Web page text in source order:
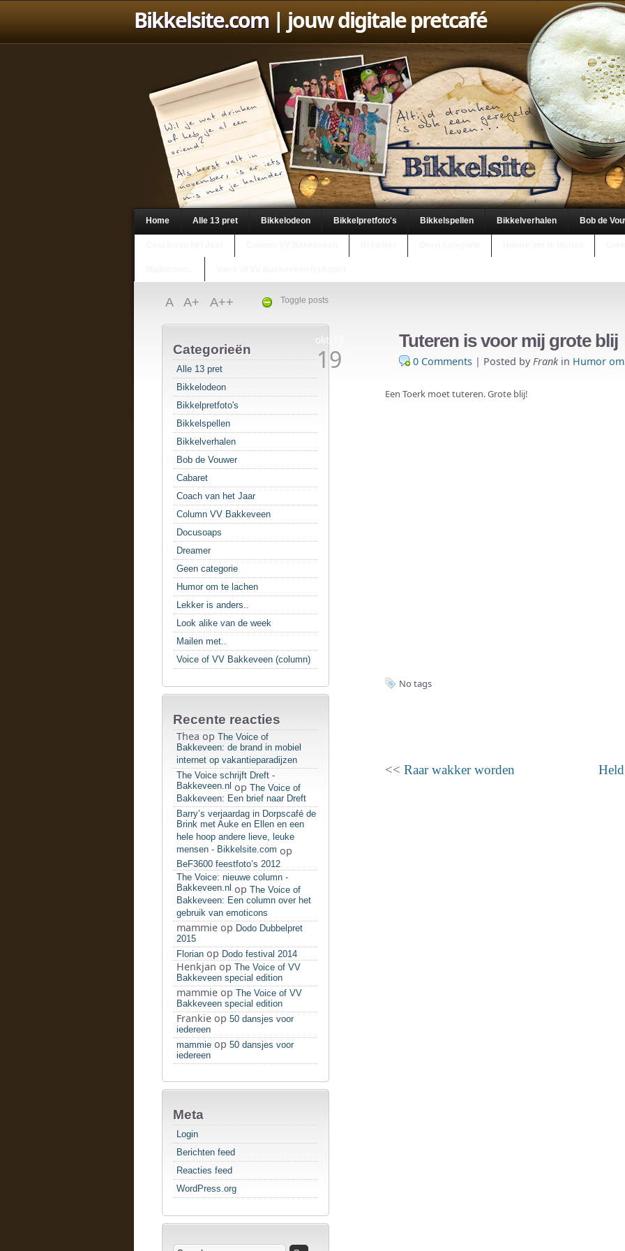
Bikkelsite.com| jouw digitale pretcafé
Home Alle 13 pret Bikkelodeon Bikkelpretfoto's Bikkelspellen Bikkelverhalen Bob de
Toggle posts
A A+ A++
Categorieën
Alle 13 pret
Bikkelodeon
Bikkelpretfoto's
Bikkelspellen
Bikkelverhalen
Bob de Vouwer
Cabaret
Coach van het Jaar
Column VV Bakkeveen
Docusoaps
Dreamer
Geen categorie
Humor om te lachen
Lekker is anders..
Look alike van de week
Mailen met..
Voice of VV Bakkeveen (column)
Recente reacties
Thea op The Voice of
Bakkeveen: de brand in mobiel
internet op vakantieparadijzen
The Voice schrijft Dreft -
Bakkeveen.nl op The Voice of
Bakkeveen: Een brief naar Dreft
Barry’s verjaardag in Dorpscafé de
Brink met Auke en Ellen en een
hele hoop andere lieve, leuke
mensen - Bikkelsite.com op
BeF3600 feestfoto’s 2012
The Voice: nieuwe column -
Bakkeveen.nl op The Voice of
Bakkeveen: Een column over het
gebruik van emoticons
mammie op Dodo Dubbelpret
2015
Florian op Dodo festival 2014
Henkjan op The Voice of VV
Bakkeveen special edition
mammie op The Voice of VV
Bakkeveen special edition
Frankie op 50 dansjes voor
iedereen
mammie op 50 dansjes voor
iedereen
Meta
Login
Berichten feed
Reacties feed
WordPress.org
okt/13
19
Tuteren is voor mij grote blij
0 Comments | Posted byFrankin Humor
Een Toerk moet tuteren. Grote blij!
No tags
<< Raar wakker worden